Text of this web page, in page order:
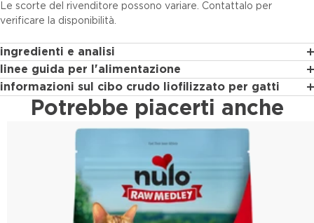
Le scorte del rivenditore possono variare. Contattalo per
verificare la disponibilità.
ingredienti e analisi
linee guida per l'alimentazione
informazioni sul cibo crudo liofilizzato per gatti
Potrebbe piacerti anche